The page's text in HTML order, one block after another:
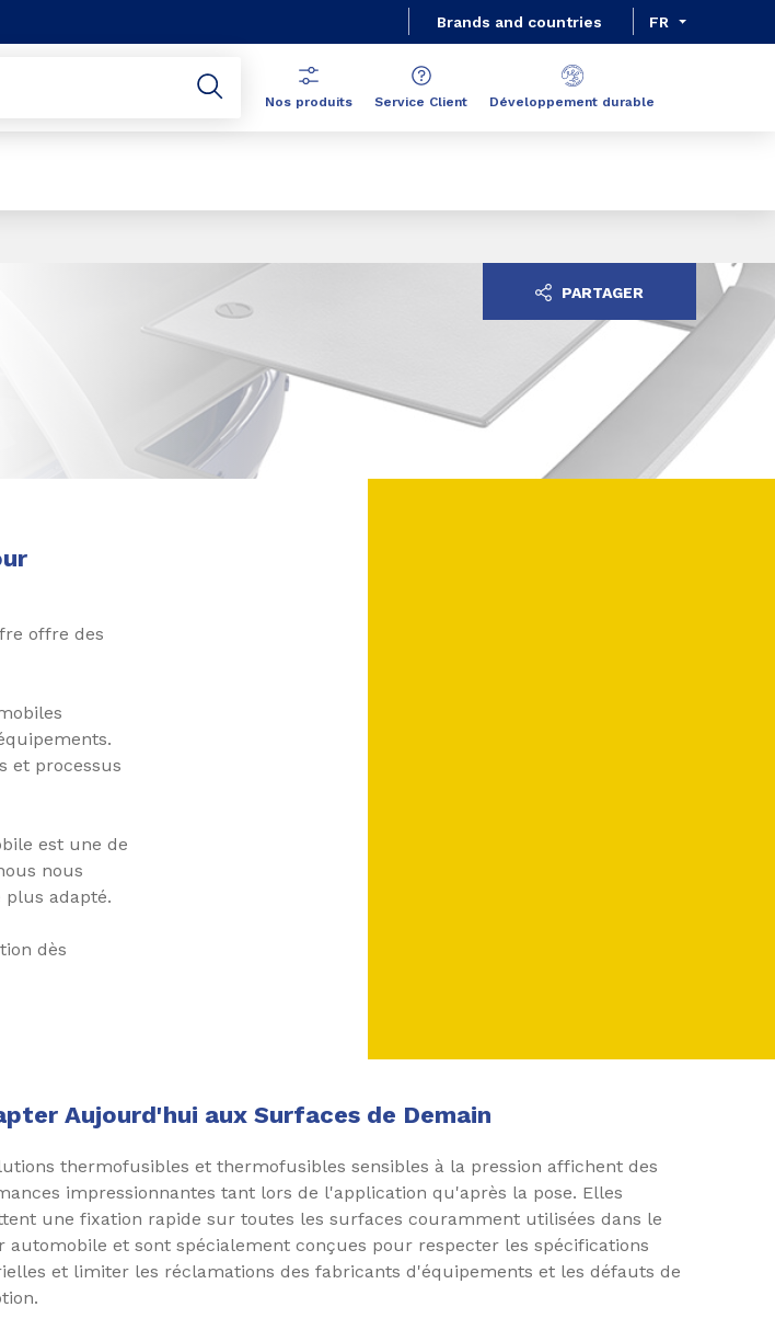
Brands and countries FR
Nos produits Service Client Développement durable
PARTAGER
offre des
et processus
est une de
nous
adapté.
dès
Aujourd'hui aux Surfaces de Demain
thermofusibles et thermofusibles sensibles à la pression affichent des
impressionnantes tant lors de l'application qu'après la pose. Elles
une fixation rapide sur toutes les surfaces couramment utilisées dans le
automobile et sont spécialement conçues pour respecter les spécifications
et limiter les réclamations des fabricants d'équipements et les défauts de